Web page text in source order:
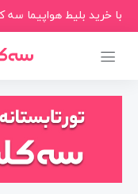
با خرید بلیط هواپیما